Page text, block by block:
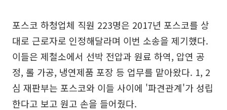
포스코 하청업체 직원 223명은 2017년 포스코를 상
대로 근로자로 인정해달라며 이번 소송을 제기했다.
이들은 제철소에서 선박 전압과 원료 하역, 압연 공
정, 롤 가공, 냉연제품 포장 등 업무를 맡아왔다. 1, 2
심 재판부는 포스코와 이들 사이에 '파견관계'가 성립
한다고 보고 원고 손을 들어줬다.